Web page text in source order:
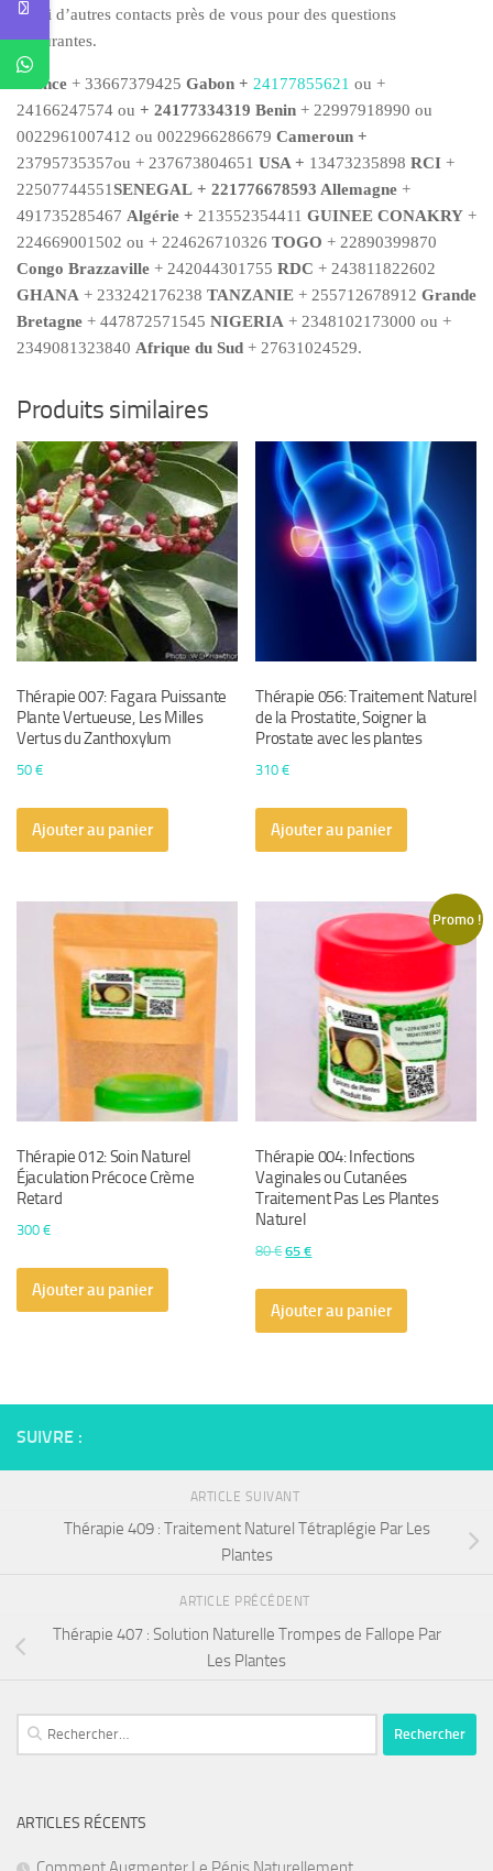
Voici d’autres contacts près de vous pour des questions
rassurantes.
France + 33667379425 Gabon + 24177855621 ou +
24166247574 ou + 24177334319 Benin + 22997918990 ou
0022961007412 ou 0022966286679 Cameroun +
23795735357ou + 237673804651 USA + 13473235898 RCI +
22507744551SENEGAL + 221776678593 Allemagne +
491735285467 Algérie + 213552354411 GUINEE CONAKRY +
224669001502 ou + 224626710326 TOGO + 22890399870
Congo Brazzaville + 242044301755 RDC + 243811822602
GHANA + 233242176238 TANZANIE + 255712678912 Grande
Bretagne + 447872571545 NIGERIA + 2348102173000 ou +
2349081323840 Afrique du Sud + 27631024529.
Produits similaires
Thérapie 007: Fagara Puissante
Plante Vertueuse, Les Milles
Vertus du Zanthoxylum
50 €
Ajouter au panier
Thérapie 056: Traitement Naturel
de la Prostatite, Soigner la
Prostate avec les plantes
310€
Ajouter au panier
Thérapie 012: Soin Naturel
Éjaculation Précoce Crème
Retard
300 €
Ajouter au panier
Promo !
Thérapie 004: Infections
Vaginales ou Cutanées
Traitement Pas Les Plantes
Naturel
80€Le
initial
était :
65€Le
est :
Ajouter au panier
SUIVRE :
ARTICLE SUIVANT
Thérapie 409 : Traitement Naturel Tétraplégie Par Les
Plantes
ARTICLE PRÉCÉDENT
Thérapie 407 : Solution Naturelle Trompes de Fallope Par
Les Plantes
Rechercher :
ARTICLES RÉCENTS